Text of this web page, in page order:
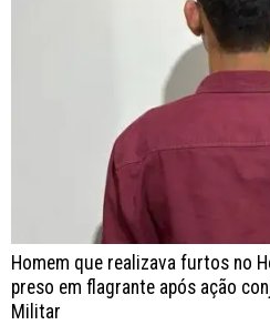
Homem que realizava furtos no
preso em flagrante após ação
Militar